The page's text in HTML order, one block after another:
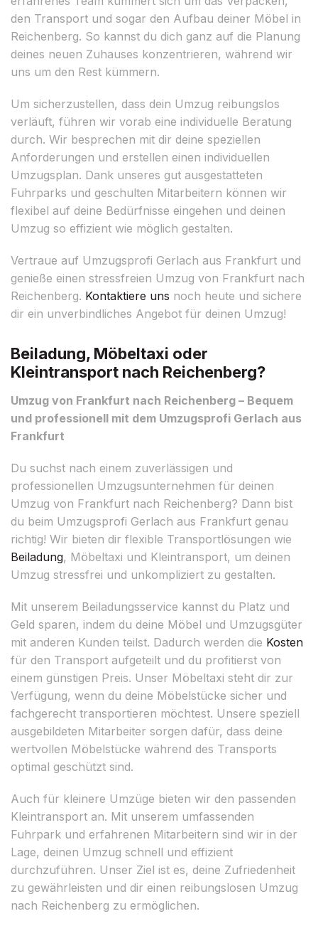
den Transport und sogar den Aufbau deiner Möbel in
Reichenberg. So kannst du dich ganz auf die Planung
deines neuen Zuhauses konzentrieren, während wir
uns um den Rest kümmern.
Um sicherzustellen, dass dein Umzug reibungslos
verläuft, führen wir vorab eine individuelle Beratung
durch. Wir besprechen mit dir deine speziellen
Anforderungen und erstellen einen individuellen
Umzugsplan. Dank unseres gut ausgestatteten
Fuhrparks und geschulten Mitarbeitern können wir
flexibel auf deine Bedürfnisse eingehen und deinen
Umzug so effizient wie möglich gestalten.
Vertraue auf Umzugsprofi Gerlach aus Frankfurt und
genieße einen stressfreien Umzug von Frankfurt nach
Reichenberg. Kontaktiere uns noch heute und sichere
dir ein unverbindliches Angebot für deinen Umzug!
Beiladung, Möbeltaxi oder
Kleintransport nach Reichenberg?
Umzug von Frankfurt nach Reichenberg – Bequem
und professionell mit dem Umzugsprofi Gerlach aus
Frankfurt
Du suchst nach einem zuverlässigen und
professionellen Umzugsunternehmen für deinen
Umzug von Frankfurt nach Reichenberg? Dann bist
du beim Umzugsprofi Gerlach aus Frankfurt genau
richtig! Wir bieten dir flexible Transportlösungen wie
Beiladung, Möbeltaxi und Kleintransport, um deinen
Umzug stressfrei und unkompliziert zu gestalten.
Mit unserem Beiladungsservice kannst du Platz und
Geld sparen, indem du deine Möbel und Umzugsgüter
mit anderen Kunden teilst. Dadurch werden die Kosten
für den Transport aufgeteilt und du profitierst von
einem günstigen Preis. Unser Möbeltaxi steht dir zur
Verfügung, wenn du deine Möbelstücke sicher und
fachgerecht transportieren möchtest. Unsere speziell
ausgebildeten Mitarbeiter sorgen dafür, dass deine
wertvollen Möbelstücke während des Transports
optimal geschützt sind.
Auch für kleinere Umzüge bieten wir den passenden
Kleintransport an. Mit unserem umfassenden
Fuhrpark und erfahrenen Mitarbeitern sind wir in der
Lage, deinen Umzug schnell und effizient
durchzuführen. Unser Ziel ist es, deine Zufriedenheit
zu gewährleisten und dir einen reibungslosen Umzug
nach Reichenberg zu ermöglichen.